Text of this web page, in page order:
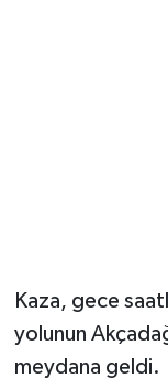
Kaza, gece
yolunun
meydana geldi.